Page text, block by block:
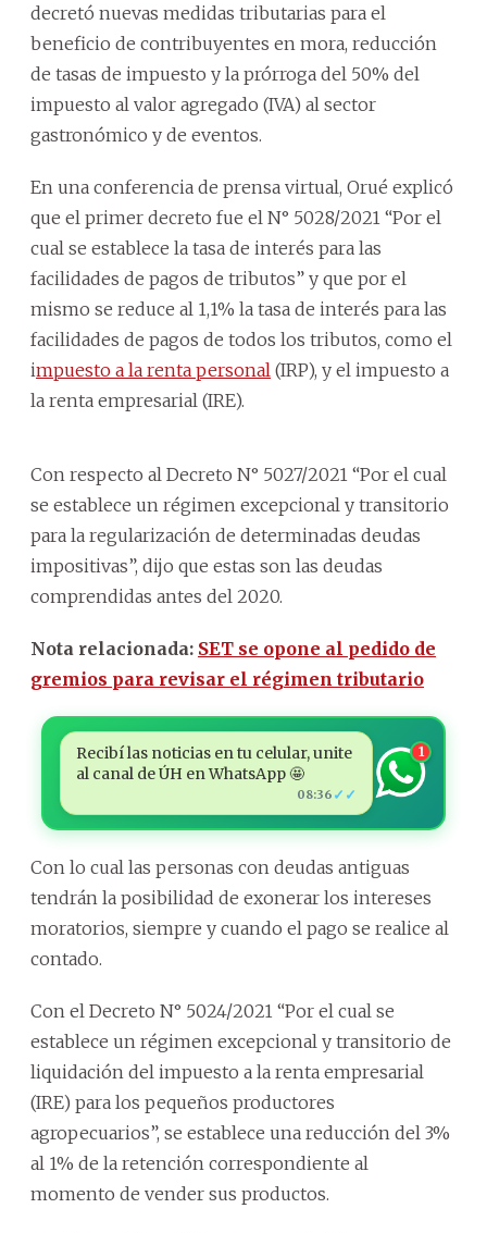
decretó nuevas medidas tributarias para el
beneficio de contribuyentes en mora, reducción
de tasas de impuesto y la prórroga del 50% del
impuesto al valor agregado (IVA) al sector
gastronómico y de eventos.
En una conferencia de prensa virtual, Orué explicó
que el primer decreto fue el N° 5028/2021 “Por el
cual se establece la tasa de interés para las
facilidades de pagos de tributos” y que por el
mismo se reduce al 1,1% la tasa de interés para las
facilidades de pagos de todos los tributos, como el
impuesto a la renta personal (IRP), y el impuesto a
la renta empresarial (IRE).
Con respecto al Decreto N° 5027/2021 “Por el cual
se establece un régimen excepcional y transitorio
para la regularización de determinadas deudas
impositivas”, dijo que estas son las deudas
comprendidas antes del 2020.
Nota relacionada: SET se opone al pedido de
gremios para revisar el régimen tributario
Recibí las noticias en tu celular, unite
al canal de ÚH en WhatsApp 🤩
08:36 ✓✓
1
Con lo cual las personas con deudas antiguas
tendrán la posibilidad de exonerar los intereses
moratorios, siempre y cuando el pago se realice al
contado.
Con el Decreto N° 5024/2021 “Por el cual se
establece un régimen excepcional y transitorio de
liquidación del impuesto a la renta empresarial
(IRE) para los pequeños productores
agropecuarios”, se establece una reducción del 3%
al 1% de la retención correspondiente al
momento de vender sus productos.